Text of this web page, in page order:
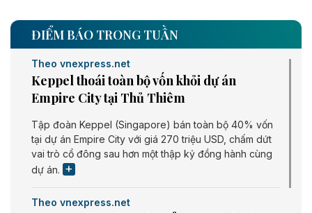
ĐIỂM BÁO TRONG TUẦN
Theo vnexpress.net
Keppel thoái toàn bộ vốn khỏi dự án
Empire City tại Thủ Thiêm
Tập đoàn Keppel (Singapore) bán toàn bộ 40% vốn
tại dự án Empire City với giá 270 triệu USD, chấm dứt
vai trò cổ đông sau hơn một thập kỷ đồng hành cùng
dự án.
Theo vnexpress.net